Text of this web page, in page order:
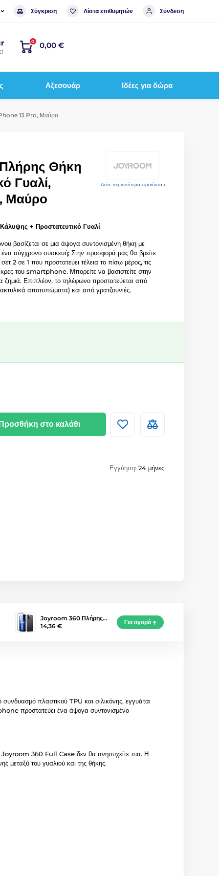
Σύγκριση Λίστα επιθυμητών Σύνδεση
0 0,00 €
Αξεσουάρ Ιδέες για δώρα
13 Pro, Μαύρο
Δείτε περισσότερα προϊόντα ›
Θήκη
Γυαλί,
Μαύρο
+ Προστατευτικό Γυαλί
βασίζεται σε μια άψογα συντονισμένη θήκη με
ένα σύγχρονο συσκευή; Στην προσφορά μας θα βρείτε
2 σε 1 που προστατεύει τέλεια το πίσω μέρος, τις
του smartphone. Μπορείτε να βασιστείτε στην
ζημιά. Επιπλέον, το τηλέφωνο προστατεύεται από
αποτυπώματα) και από γρατζουνιές.
στο καλάθι
Εγγύηση: 24 μήνες
Joyroom 360 Πλήρης…
14,36 €
Για αγορά
πλαστικού TPU και σιλικόνης, εγγυάται
προστατεύει ένα άψογα συντονισμένο
Joyroom 360 Full Case δεν θα ανησυχείτε πια. Η
μεταξύ του γυαλιού και της θήκης.